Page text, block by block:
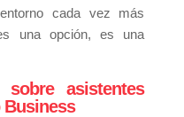
cada vez más
una opción, es una
sobre asistentes
Business